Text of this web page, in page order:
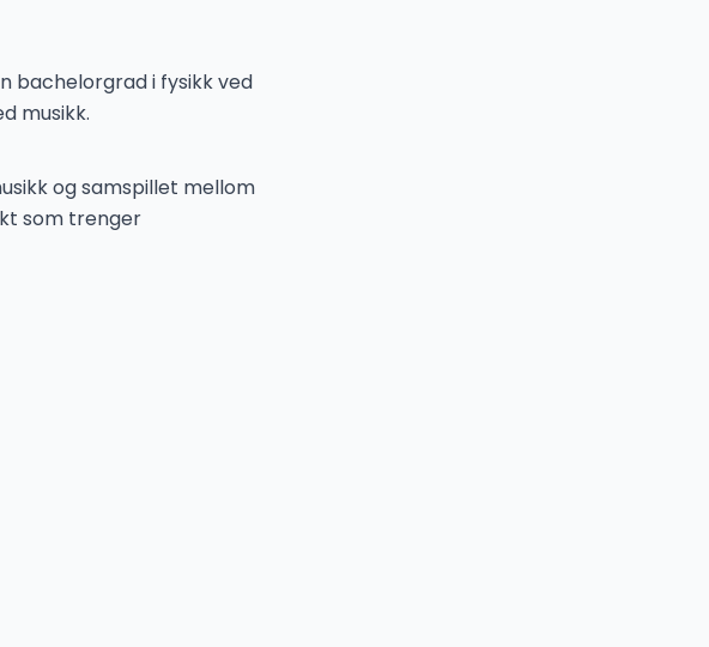
bachelorgrad i fysikk ved
musikk.
og samspillet mellom
som trenger